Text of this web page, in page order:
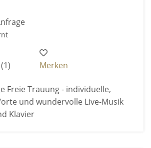
(1)
Merken
Freie Trauung - individuelle,
und wundervolle Live-Musik
Klavier